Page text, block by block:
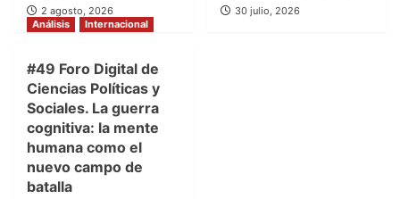
2 agosto, 2026
30 julio, 2026
Análisis
Internacional
#49 Foro Digital de
Ciencias Políticas y
Sociales. La guerra
cognitiva: la mente
humana como el
nuevo campo de
batalla